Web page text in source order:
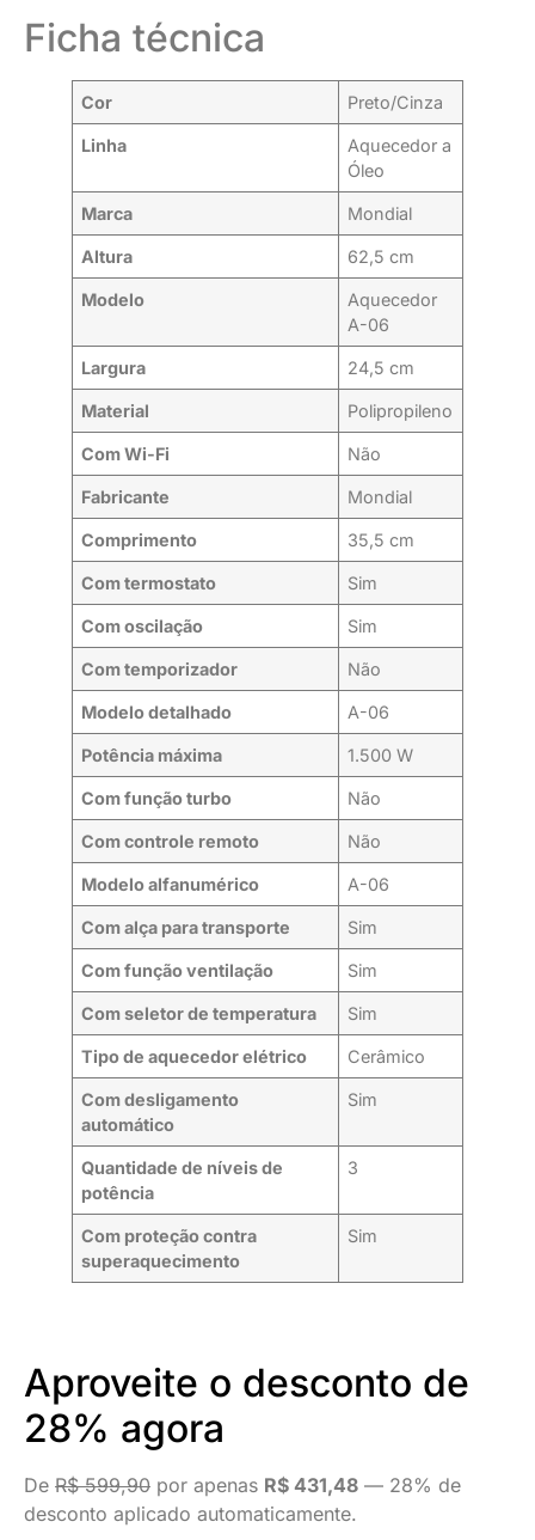
Ficha técnica
Cor Preto/Cinza
Linha
Aquecedor a
Óleo
Marca Mondial
Altura 62,5 cm
Modelo
Aquecedor
A-06
Largura 24,5 cm
Material Polipropileno
Com Wi-Fi Não
Fabricante Mondial
Comprimento 35,5 cm
Com termostato Sim
Com oscilação Sim
Com temporizador Não
Modelo detalhado A-06
Potência máxima 1.500 W
Com função turbo Não
Com controle remoto Não
Modelo alfanumérico A-06
Com alça para transporte Sim
Com função ventilação Sim
Com seletor de temperatura Sim
Tipo de aquecedor elétrico Cerâmico
Com desligamento
automático
Sim
Quantidade de níveis de
potência
3
Com proteção contra
superaquecimento
Sim
Aproveite o desconto de
28% agora
De R$ 599,90 por apenas R$ 431,48 — 28% de
desconto aplicado automaticamente.